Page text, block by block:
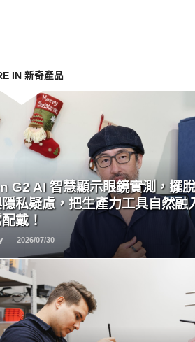
IN 新奇產品
G2 AI 智慧顯示眼鏡實測，擺
私疑慮，把生產力工具自然融
戴！
2026/07/30
READ
MORE
READ